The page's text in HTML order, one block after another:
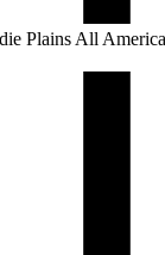
Plains All